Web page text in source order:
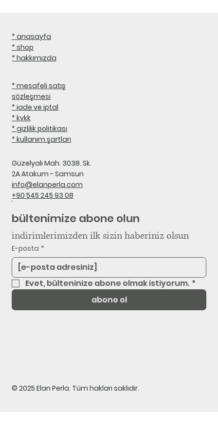
* anasayfa
* shop
* hakkımızda
* mesafeli satış
sözleşmesi
* iade ve iptal
* kvkk
* gizlilik politikası
* kullanım şartları
Güzelyalı Mah. 3038. Sk.
2A Atakum - Samsun
info@elanperla.com
+90 545 245 93 08
bültenimize abone olun
indirimlerimizden ilk sizin haberiniz olsun
E-posta *
Evet, bülteninize abone olmak istiyorum. *
abone ol
© 2025 Elan Perla. Tüm hakları saklıdır.